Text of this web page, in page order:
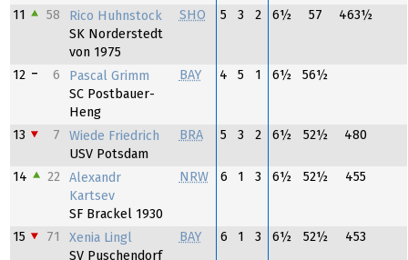
11 58
Rico Huhnstock
SK Norderstedt
von 1975
SHO 5 3 2 6½ 57 463½
12 6
Pascal Grimm
SC Postbauer-
Heng
BAY 4 5 1 6½ 56½
13 7
Wiede Friedrich
USV Potsdam
BRA 5 3 2 6½ 52½ 480
14 22
Alexandr
Kartsev
SF Brackel 1930
NRW 6 1 3 6½ 52½ 455
15 71
Xenia Lingl
SV Puschendorf
BAY 6 1 3 6½ 52½ 453